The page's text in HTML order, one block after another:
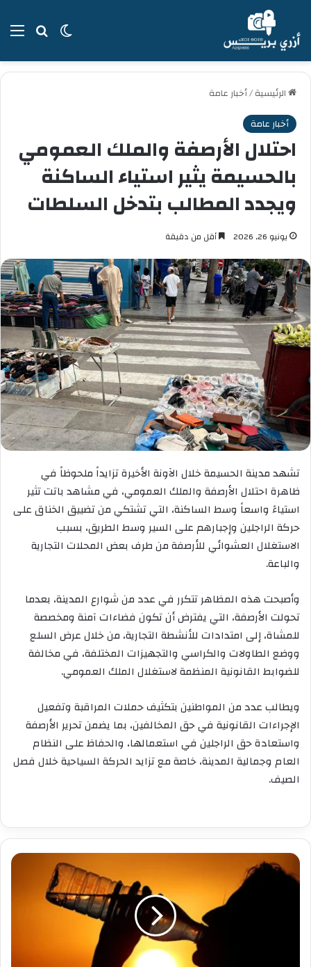
بحثالوضع
الرئيسية/أخبار عامة
أخبار عامة
احتلال الأرصفة والملك العمومي
بالحسيمة يثير استياء الساكنة
ويجدد المطالب بتدخل السلطات
يونيو 26, 2026 أقل من دقيقة
تشهد مدينة الحسيمة خلال الآونة الأخيرة تزايداً ملحوظاً في
ظاهرة احتلال الأرصفة والملك العمومي، في مشاهد باتت تثير
استياءً واسعاً وسط الساكنة، التي تشتكي من تضييق الخناق على
حركة الراجلين وإجبارهم على السير وسط الطريق، بسبب
الاستغلال العشوائي للأرصفة من طرف بعض المحلات التجارية
والباعة.
وأصبحت هذه المظاهر تتكرر في عدد من شوارع المدينة، بعدما
تحولت الأرصفة، التي يفترض أن تكون فضاءات آمنة ومخصصة
للمشاة، إلى امتدادات للأنشطة التجارية، من خلال عرض السلع
ووضع الطاولات والكراسي والتجهيزات المختلفة، في مخالفة
للضوابط القانونية المنظمة لاستغلال الملك العمومي.
ويطالب عدد من المواطنين بتكثيف حملات المراقبة وتفعيل
الإجراءات القانونية في حق المخالفين، بما يضمن تحرير الأرصفة
واستعادة حق الراجلين في استعمالها، والحفاظ على النظام
العام وجمالية المدينة، خاصة مع تزايد الحركة السياحية خلال فصل
الصيف.
الأرصاد
الجوية
تحذر